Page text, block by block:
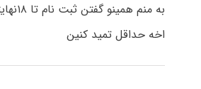
اخه حداقل تمید کنین